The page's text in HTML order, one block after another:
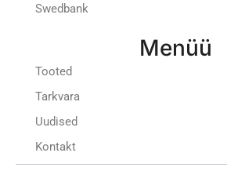
Swedbank
Menüü
Tooted
Tarkvara
Uudised
Kontakt